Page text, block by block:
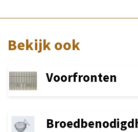
Bekijk ook
Voorfronten